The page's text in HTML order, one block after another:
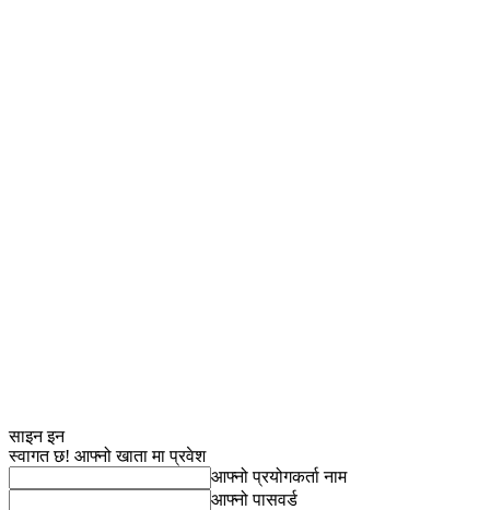
साइन इन
स्वागत छ! आफ्नो खाता मा प्रवेश
आफ्नो प्रयोगकर्ता नाम
आफ्नो पासवर्ड